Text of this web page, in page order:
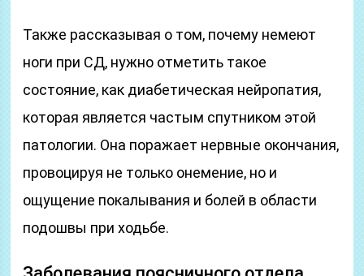
Также рассказывая о том, почему немеют
ноги при СД, нужно отметить такое
состояние, как диабетическая нейропатия,
которая является частым спутником этой
патологии. Она поражает нервные окончания,
провоцируя не только онемение, но и
ощущение покалывания и болей в области
подошвы при ходьбе.